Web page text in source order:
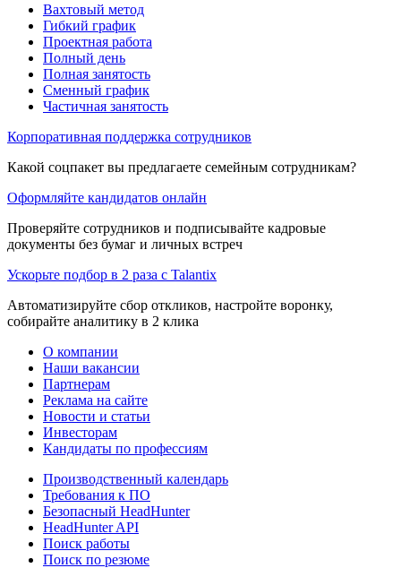
Вахтовый метод
Гибкий график
Проектная работа
Полный день
Полная занятость
Сменный график
Частичная занятость
Корпоративная поддержка сотрудников
Какой соцпакет вы предлагаете семейным сотрудникам?
Оформляйте кандидатов онлайн
Проверяйте сотрудников и подписывайте кадровые
документы без бумаг и личных встреч
Ускорьте подбор в 2 раза с Talantix
Автоматизируйте сбор откликов, настройте воронку,
собирайте аналитику в 2 клика
О компании
Наши вакансии
Партнерам
Реклама на сайте
Новости и статьи
Инвесторам
Кандидаты по профессиям
Производственный календарь
Требования к ПО
Безопасный HeadHunter
HeadHunter API
Поиск работы
Поиск по резюме